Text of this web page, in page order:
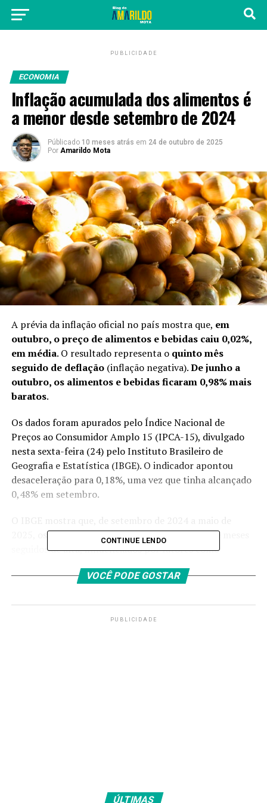
PUBLICIDADE
ECONOMIA
Inflação acumulada dos alimentos é
a menor desde setembro de 2024
Públicado 10 meses atrás em 24 de outubro de 2025
Por Amarildo Mota
A prévia da inflação oficial no país mostra que, em
outubro, o preço de alimentos e bebidas caiu 0,02%,
em média. O resultado representa o quinto mês
seguido de deflação(inflação negativa).De junho a
outubro, os alimentos e bebidas ficaram 0,98% mais
baratos.
Os dados foram apurados peloÍndice Nacional de
Preços ao Consumidor Amplo 15 (IPCA-15), divulgado
nesta sexta-feira (24) pelo Instituto Brasileiro de
Geografia e Estatística (IBGE). O indicador apontou
desaceleração para 0,18%, uma vez que tinha alcançado
0,48% em setembro.
2025, os alimentos e bebidas apresentaram nove meses
seguidos de alta, influenciados por fatores como
então, sucederam-se cinco recuos:
Outubro: -0,02%
CONTINUE LENDO
VOCÊ PODE GOSTAR
PUBLICIDADE
ÚLTIMAS